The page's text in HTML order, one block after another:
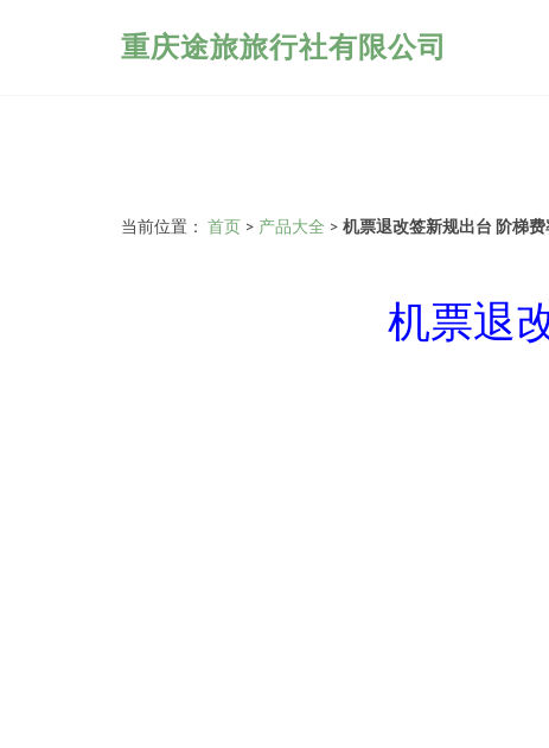
重庆途旅旅行社有限公司
当前位置： 首页 > 产品大全 > 机票退改签新规出台 阶梯
机票退